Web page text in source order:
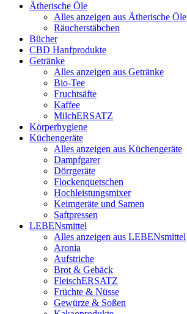
Ätherische Öle
Alles anzeigen aus Ätherische Öle
Räucherstäbchen
Bücher
CBD Hanfprodukte
Getränke
Alles anzeigen aus Getränke
Bio-Tee
Fruchtsäfte
Kaffee
MilchERSATZ
Körperhygiene
Küchengeräte
Alles anzeigen aus Küchengeräte
Dampfgarer
Dörrgeräte
Flockenquetschen
Hochleistungsmixer
Keimgeräte und Samen
Saftpressen
LEBENsmittel
Alles anzeigen aus LEBENsmittel
Aronia
Aufstriche
Brot & Gebäck
FleischERSATZ
Früchte & Nüsse
Gewürze & Soßen